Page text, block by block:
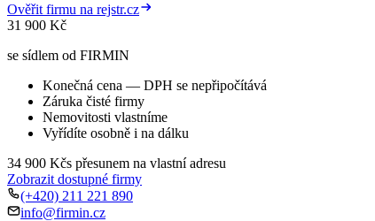
Ověřit firmu na rejstr.cz
31 900 Kč
se sídlem od FIRMIN
Konečná cena — DPH se nepřipočítává
Záruka čisté firmy
Nemovitosti vlastníme
Vyřídíte osobně i na dálku
34 900 Kčs přesunem na vlastní adresu
Zobrazit dostupné firmy
(+420) 211 221 890
info@firmin.cz